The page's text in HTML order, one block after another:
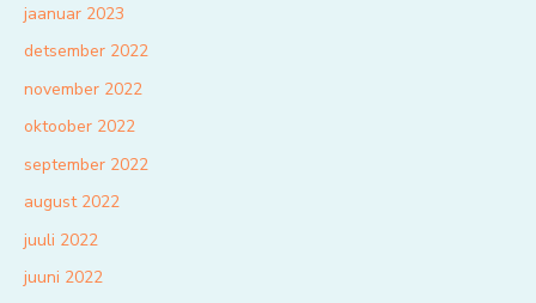
jaanuar 2023
detsember 2022
november 2022
oktoober 2022
september 2022
august 2022
juuli 2022
juuni 2022